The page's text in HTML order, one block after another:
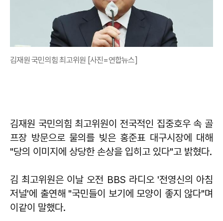
김재원 국민의힘 최고위원 [사진=연합뉴스]
김재원 국민의힘 최고위원이 전국적인 집중호우 속 골
프장 방문으로 물의를 빚은 홍준표 대구시장에 대해
"당의 이미지에 상당한 손상을 입히고 있다"고 밝혔다.
김 최고위원은 이날 오전 BBS 라디오 '전영신의 아침
저널'에 출연해 "국민들이 보기에 모양이 좋지 않다"며
이같이 말했다.